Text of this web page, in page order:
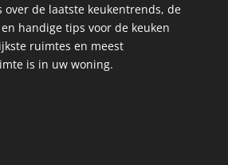
over de laatste keukentrends, de
handige tips voor de keuken
ruimtes en meest
is in uw woning.